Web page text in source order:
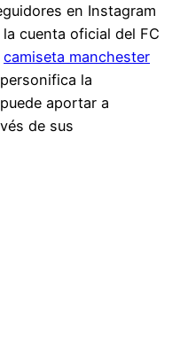
en Instagram
cuenta oficial del FC
camiseta manchester
la
aportar a
de sus